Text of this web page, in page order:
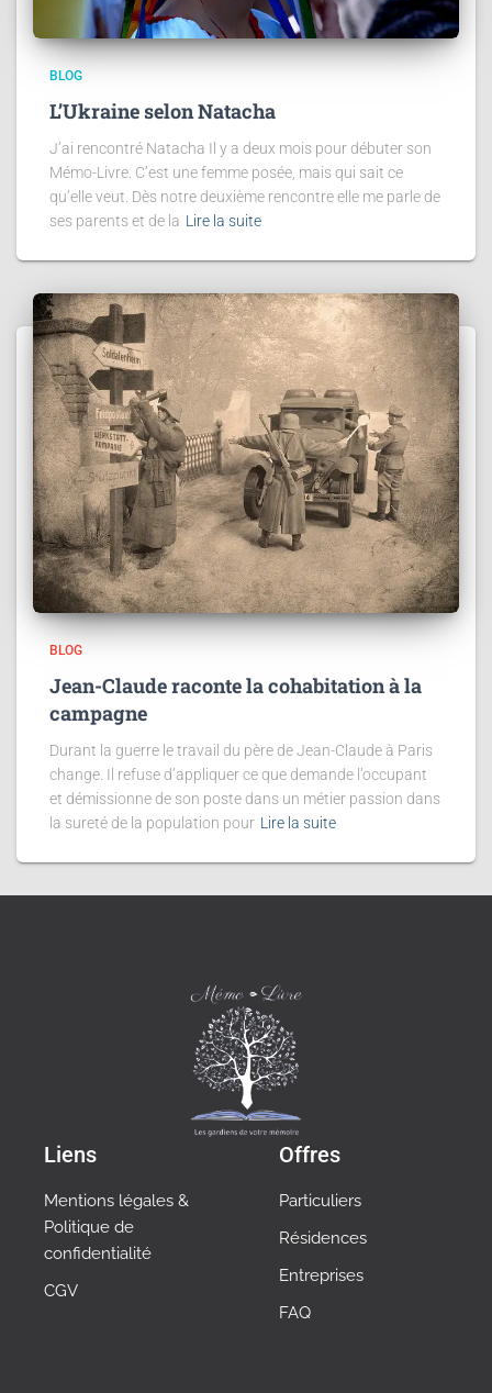
BLOG
L’Ukraine selon Natacha
J’ai rencontré Natacha Il y a deux mois pour débuter son
Mémo-Livre. C’est une femme posée, mais qui sait ce
qu’elle veut. Dès notre deuxième rencontre elle me parle de
ses parents et de la Lire la suite
BLOG
Jean-Claude raconte la cohabitation à la
campagne
Durant la guerre le travail du père de Jean-Claude à Paris
change. Il refuse d’appliquer ce que demande l’occupant
et démissionne de son poste dans un métier passion dans
la sureté de la population pour Lire la suite
Liens
Mentions légales &
Politique de
confidentialité
CGV
Offres
Particuliers
Résidences
Entreprises
FAQ